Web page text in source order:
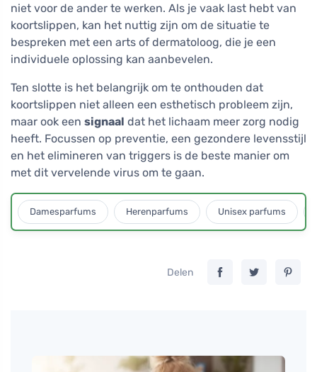
niet voor de ander te werken. Als je vaak last hebt van
koortslippen, kan het nuttig zijn om de situatie te
bespreken met een arts of dermatoloog, die je een
individuele oplossing kan aanbevelen.
Ten slotte is het belangrijk om te onthouden dat
koortslippen niet alleen een esthetisch probleem zijn,
maar ook een signaal dat het lichaam meer zorg nodig
heeft. Focussen op preventie, een gezondere levensstijl
en het elimineren van triggers is de beste manier om
met dit vervelende virus om te gaan.
Damesparfums Herenparfums Unisex parfums
Delen